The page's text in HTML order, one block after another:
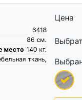
6418
см.
86
место
кг.
140
ткань,
Цена